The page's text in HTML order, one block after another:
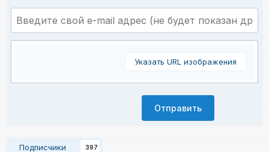
Указать URL изображения
Отправить
Подписчики 397